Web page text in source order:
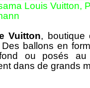
Louis Vuitton,
Vuitton, boutique
ballons en
ou posés
dans de grands